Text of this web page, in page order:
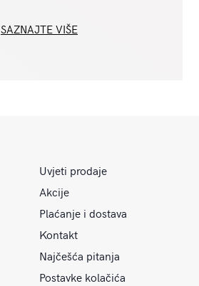
SAZNAJTE VIŠE
Uvjeti prodaje
Akcije
Plaćanje i dostava
Kontakt
Najčešća pitanja
Postavke kolačića